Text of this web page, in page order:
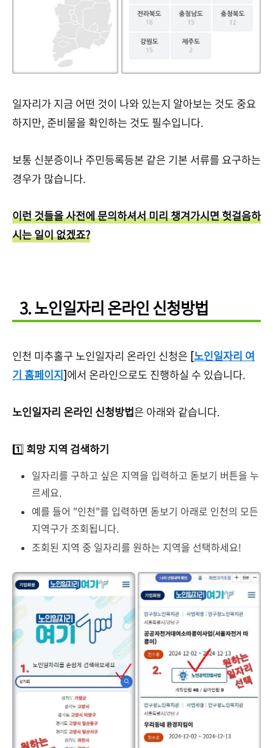
일자리가 지금 어떤 것이 나와 있는지 알아보는 것도 중요
하지만, 준비물을 확인하는 것도 필수입니다.
보통 신분증이나 주민등록등본 같은 기본 서류를 요구하는
경우가 많습니다.
이런 것들을 사전에 문의하셔서 미리 챙겨가시면 헛걸음하
시는 일이 없겠죠?
3. 노인일자리 온라인 신청방법
인천 미추홀구 노인일자리 온라인 신청은 [노인일자리 여
기 홈페이지]에서 온라인으로도 진행하실 수 있습니다.
노인일자리 온라인 신청방법은 아래와 같습니다.
1️⃣희망 지역 검색하기
일자리를 구하고 싶은 지역을 입력하고 돋보기 버튼을 누
르세요.
예를 들어 "인천"를 입력하면 돋보기 아래로 인천의 모든
지역구가 조회됩니다.
조회된 지역 중 일자리를 원하는 지역을 선택하세요!